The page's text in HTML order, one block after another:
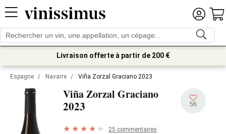
Livraison offerte à partir de 200 €
Espagne / Navarre / Viña Zorzal Graciano 2023
Viña Zorzal Graciano
2023 56
25 commentaires